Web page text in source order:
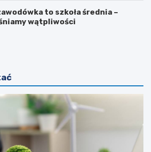
to szkoła średnia –
wątpliwości